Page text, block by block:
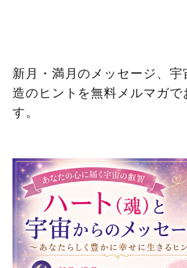
新月・満月のメッセージ、
造のヒントを無料メルマガで
す。